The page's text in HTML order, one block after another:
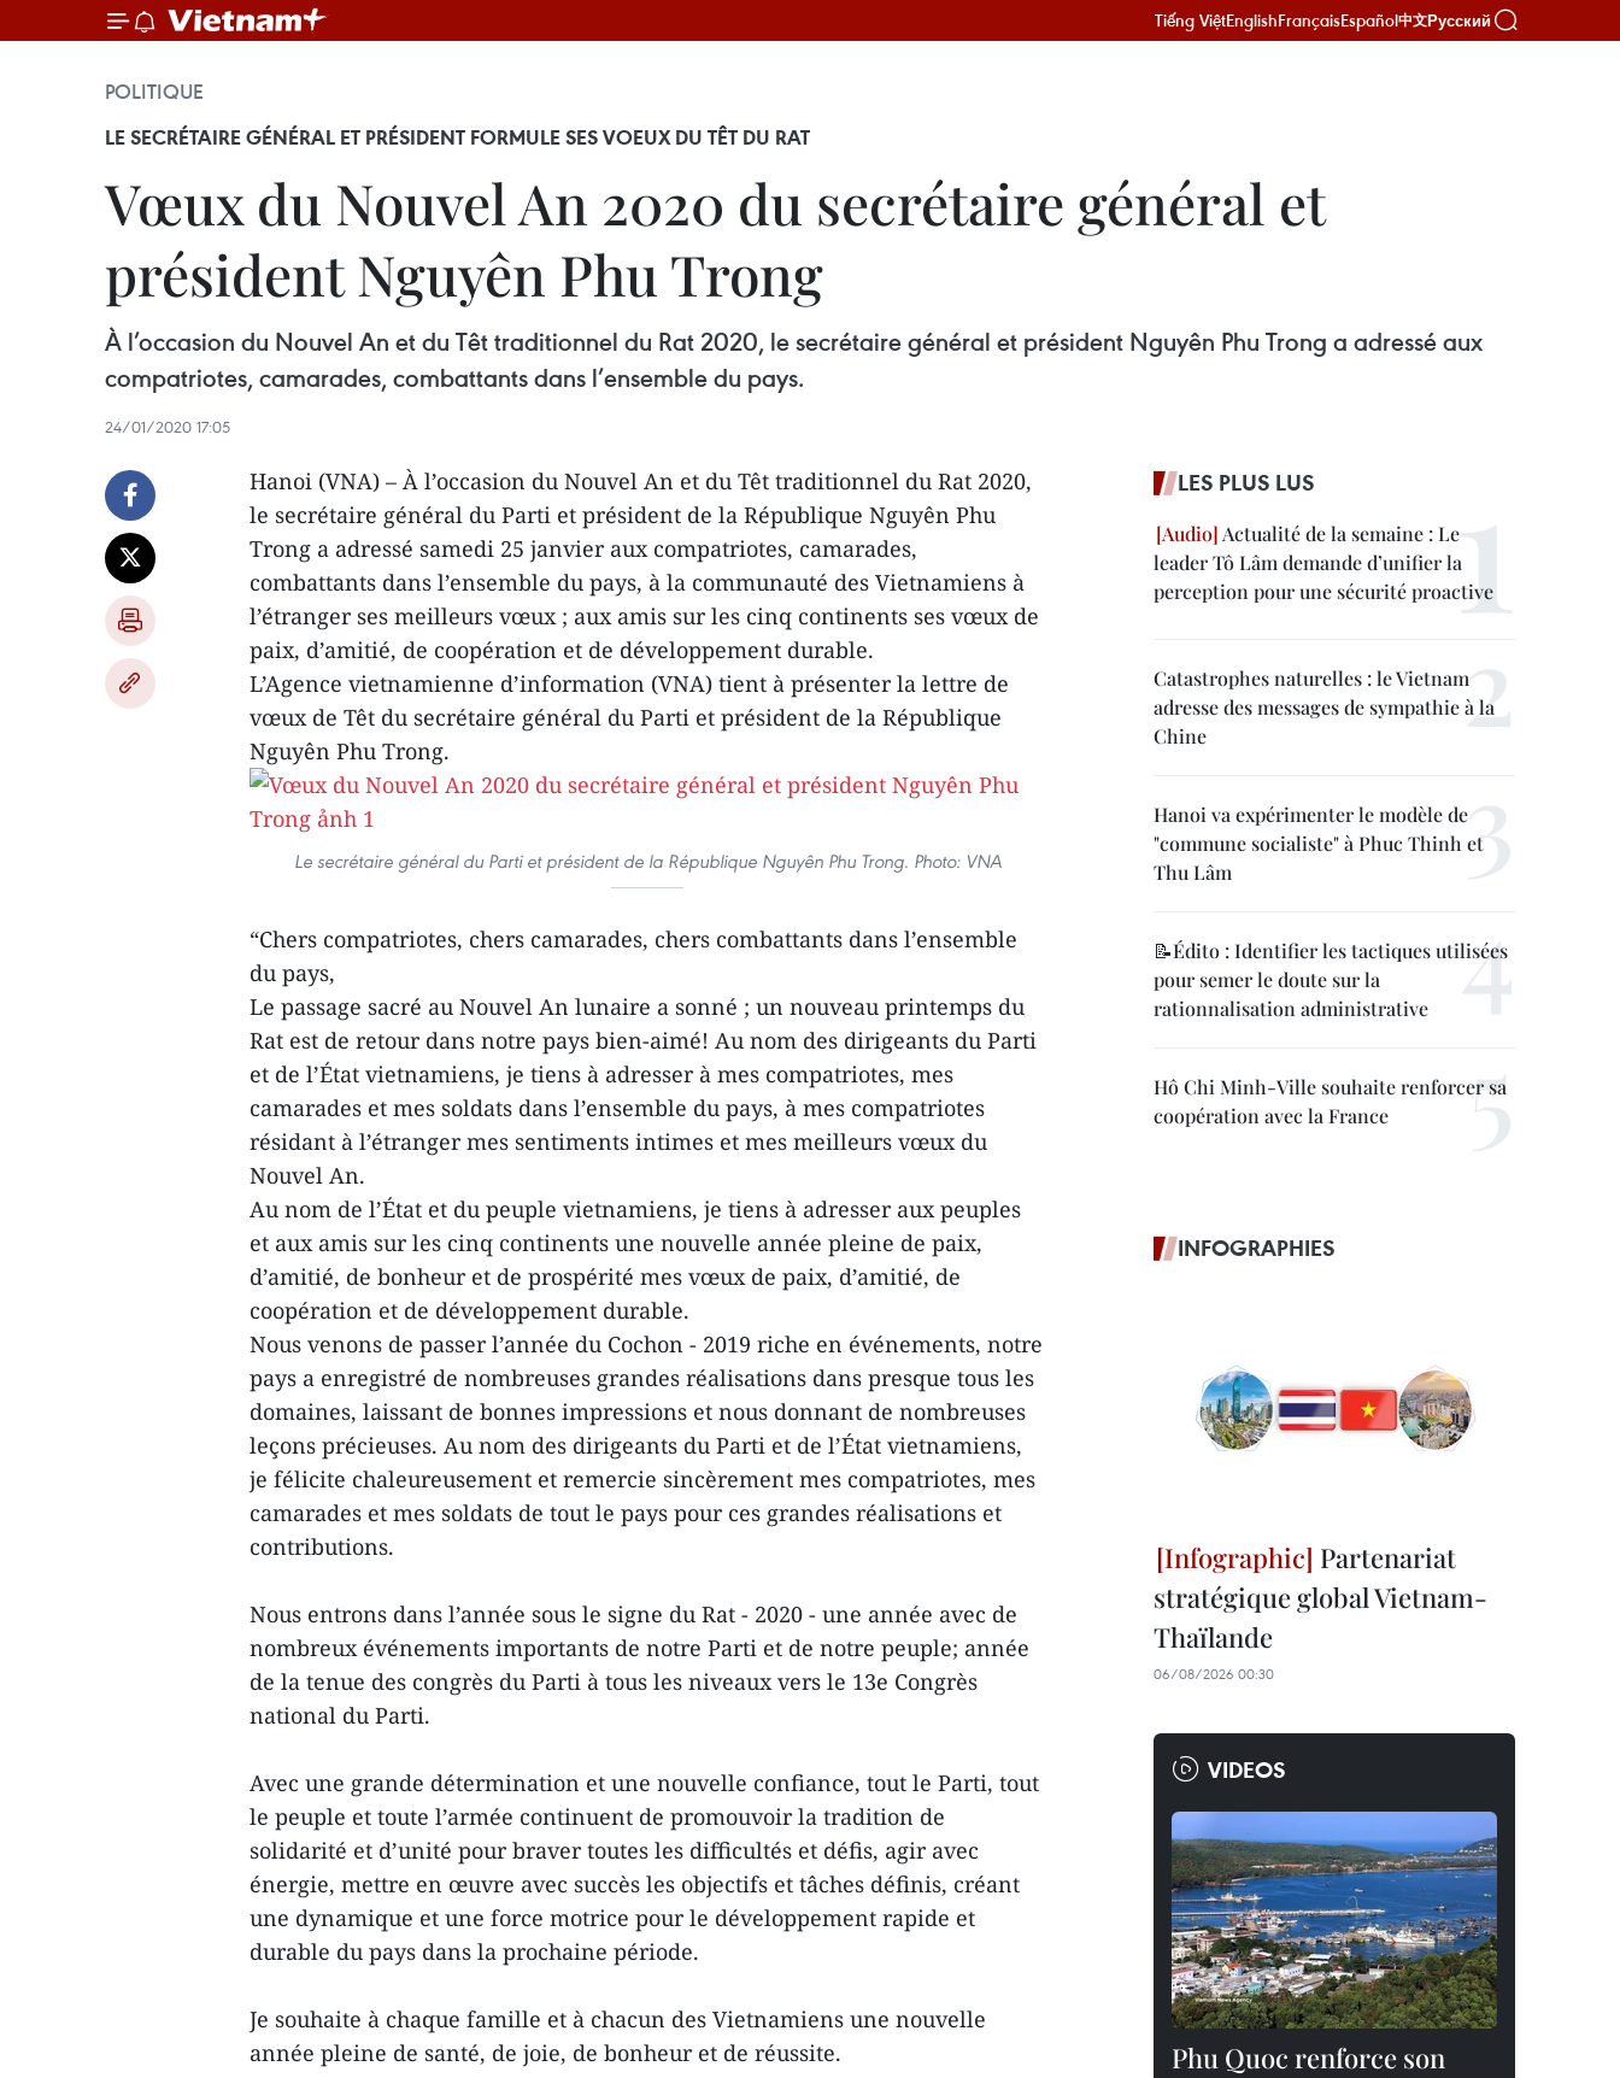
Tiếng ViệtEnglishFrançaisEspañol中文Русский
POLITIQUE
LE SECRÉTAIRE GÉNÉRAL ET PRÉSIDENT FORMULE SES VOEUX DU TÊT DU RAT
Vœux du Nouvel An 2020 du secrétaire général et
président Nguyên Phu Trong
À l’occasion du Nouvel An et du Têt traditionnel du Rat 2020, le secrétaire général et président Nguyên Phu Trong a adressé aux
compatriotes, camarades, combattants dans l’ensemble du pays.
24/01/2020 17:05
Hanoi (VNA) – À l’occasion du Nouvel An et du Têt traditionnel du Rat 2020,
le secrétaire général du Parti et président de la République Nguyên Phu
Trong a adressé samedi 25 janvier aux compatriotes, camarades,
combattants dans l’ensemble du pays, à la communauté des Vietnamiens à
l’étranger ses meilleurs vœux ; aux amis sur les cinq continents ses vœux de
paix, d’amitié, de coopération et de développement durable.
L’Agence vietnamienne d’information (VNA) tient à présenter la lettre de
vœux de Têt du secrétaire général du Parti et président de la République
Nguyên Phu Trong.
Le secrétaire général du Parti et président de la République Nguyên Phu Trong. Photo: VNA
“Chers compatriotes, chers camarades, chers combattants dans l’ensemble
du pays,
Le passage sacré au Nouvel An lunaire a sonné ; un nouveau printemps du
Rat est de retour dans notre pays bien-aimé! Au nom des dirigeants du Parti
et de l’État vietnamiens, je tiens à adresser à mes compatriotes, mes
camarades et mes soldats dans l’ensemble du pays, à mes compatriotes
résidant à l’étranger mes sentiments intimes et mes meilleurs vœux du
Nouvel An.
Au nom de l’État et du peuple vietnamiens, je tiens à adresser aux peuples
et aux amis sur les cinq continents une nouvelle année pleine de paix,
d’amitié, de bonheur et de prospérité mes vœux de paix, d’amitié, de
coopération et de développement durable.
Nous venons de passer l’année du Cochon - 2019 riche en événements, notre
pays a enregistré de nombreuses grandes réalisations dans presque tous les
domaines, laissant de bonnes impressions et nous donnant de nombreuses
leçons précieuses. Au nom des dirigeants du Parti et de l’État vietnamiens,
je félicite chaleureusement et remercie sincèrement mes compatriotes, mes
camarades et mes soldats de tout le pays pour ces grandes réalisations et
contributions.
Nous entrons dans l’année sous le signe du Rat - 2020 - une année avec de
nombreux événements importants de notre Parti et de notre peuple; année
de la tenue des congrès du Parti à tous les niveaux vers le 13e Congrès
national du Parti.
Avec une grande détermination et une nouvelle confiance, tout le Parti, tout
le peuple et toute l’armée continuent de promouvoir la tradition de
solidarité et d’unité pour braver toutes les difficultés et défis, agir avec
énergie, mettre en œuvre avec succès les objectifs et tâches définis, créant
une dynamique et une force motrice pour le développement rapide et
durable du pays dans la prochaine période.
Je souhaite à chaque famille et à chacun des Vietnamiens une nouvelle
année pleine de santé, de joie, de bonheur et de réussite.
LES PLUS LUS
Actualité de la semaine : Le
leader Tô Lâm demande d’unifier la
perception pour une sécurité proactive
Catastrophes naturelles : le Vietnam
adresse des messages de sympathie à la
Chine
Hanoi va expérimenter le modèle de
"commune socialiste" à Phuc Thinh et
Thu Lâm
📝Édito : Identifier les tactiques utilisées
pour semer le doute sur la
rationnalisation administrative
Hô Chi Minh-Ville souhaite renforcer sa
coopération avec la France
INFOGRAPHIES
Partenariat
stratégique global Vietnam-
Thaïlande
06/08/2026 00:30
VIDEOS
Phu Quoc renforce son